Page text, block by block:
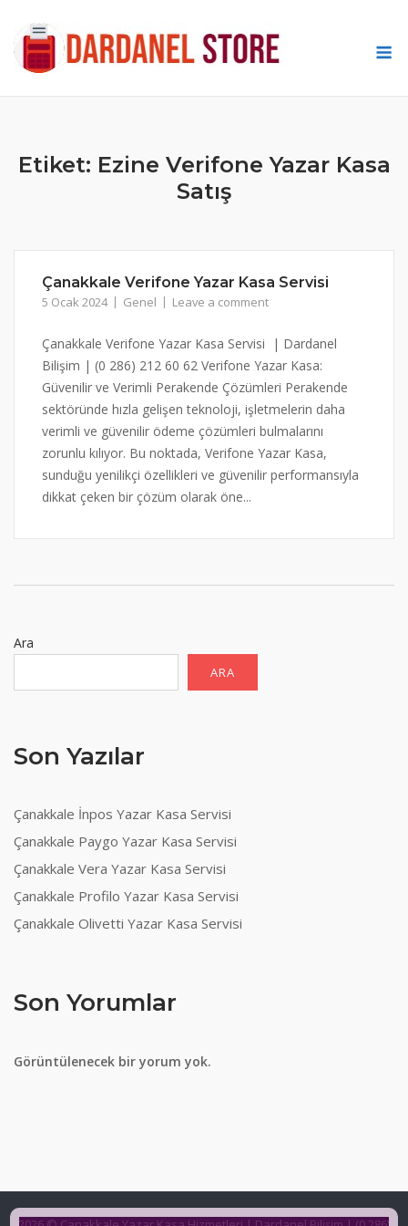
content
Etiket: Ezine Verifone Yazar Kasa
Satış
Çanakkale Verifone Yazar Kasa Servisi
5 Ocak 2024 Genel Leave a comment
Çanakkale Verifone Yazar Kasa Servisi | Dardanel
Bilişim | (0 286) 212 60 62 Verifone Yazar Kasa:
Güvenilir ve Verimli Perakende Çözümleri Perakende
sektöründe hızla gelişen teknoloji, işletmelerin daha
verimli ve güvenilir ödeme çözümleri bulmalarını
zorunlu kılıyor. Bu noktada, Verifone Yazar Kasa,
sunduğu yenilikçi özellikleri ve güvenilir performansıyla
dikkat çeken bir çözüm olarak öne...
Ara
ARA
Son Yazılar
Çanakkale İnpos Yazar Kasa Servisi
Çanakkale Paygo Yazar Kasa Servisi
Çanakkale Vera Yazar Kasa Servisi
Çanakkale Profilo Yazar Kasa Servisi
Çanakkale Olivetti Yazar Kasa Servisi
Son Yorumlar
Görüntülenecek bir yorum yok.